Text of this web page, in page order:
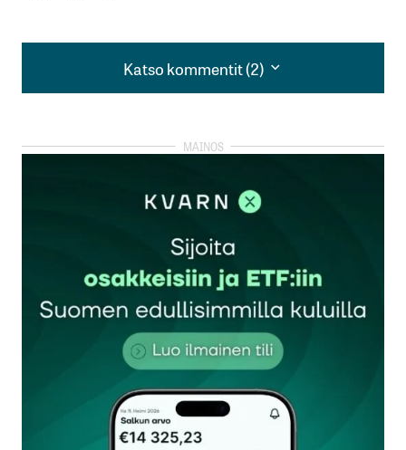
Katso kommentit (2)
Katso kommentit (2)
että EPS kasvaa pysyvästi, kun osakemäärä laskee.
yleensä 5-20 vuotta. Monesti myös hyvä vaihtoehto
dilutoiville ja preemiollisille yritysostoille.
Vastaa
Edelliseen kommenttiin vedoten Nokian 19
lisäosingon. Vain johto voi bonuksissaan hyötyä
osakkeiden ostosta Hetkellisesti nostaa tulosta ja
tienata hyvät optiot/osake kannustimet.